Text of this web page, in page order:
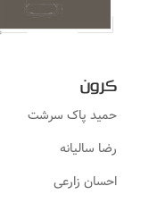
کرون
حمید پاک سرشت
رضا سالیانه
احسان زارعی